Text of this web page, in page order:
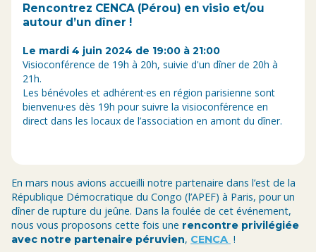
Rencontrez CENCA (Pérou) en visio et/ou
autour d’un dîner !
Le mardi 4 juin 2024 de 19:00 à 21:00
Visioconférence de 19h à 20h, suivie d'un dîner de 20h à
21h.
Les bénévoles et adhérent·es en région parisienne sont
bienvenu·es dès 19h pour suivre la visioconférence en
direct dans les locaux de l’association en amont du dîner.
En mars nous avions accueilli notre partenaire dans l’est de la
République Démocratique du Congo (l’APEF) à Paris, pour un
dîner de rupture du jeûne. Dans la foulée de cet événement,
nous vous proposons cette fois une rencontre privilégiée
avec notre partenaire péruvien, CENCA !